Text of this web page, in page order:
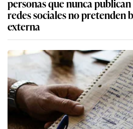
redes sociales no pretenden
externa